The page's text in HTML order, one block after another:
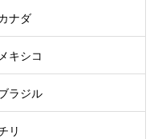
ナダ
メキシコ
ラジル
リ